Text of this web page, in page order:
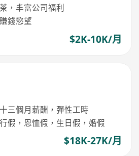
，丰富公司福利
錢慾望
$2K-10K/月
三個月薪酬，彈性工時
假，恩恤假，生日假，婚假
$18K-27K/月